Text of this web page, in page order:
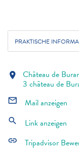
PRAKTISCHE
location_on Château de
3 château de
mail_outline Mail anzeigen
search Link anzeigen
link
Tripadvisor